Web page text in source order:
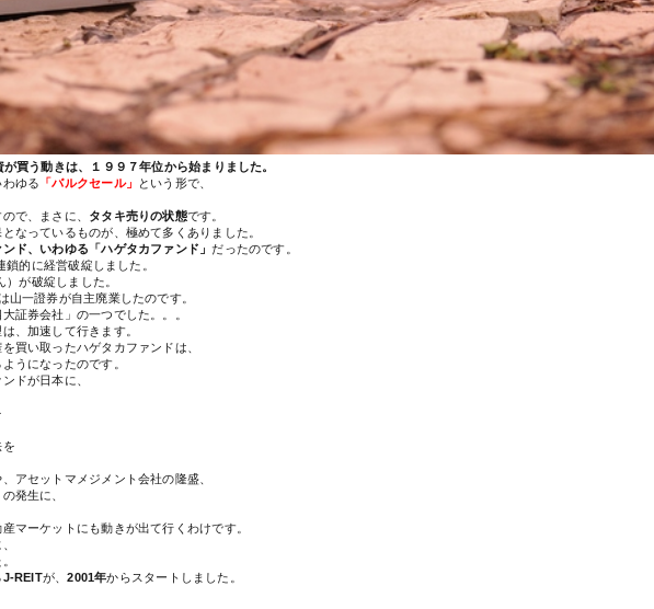
買う動きは、１９９７年位から始まりました。
ゆる 「バルクセール」
という形で、
で、まさに、 タタキ売りの状態です。
なっているものが、極めて多くありました。
ド、いわゆる「ハゲタカファンド」だったのです。
的に経営破綻しました。
が破綻しました。
山一證券が自主廃業したのです。
証券会社」の一つでした。。。
、加速して行きます。
買い取ったハゲタカファンドは、
うになったのです。
ドが日本に、
を
アセットマメジメント会社の隆盛、
の発生に、
マーケットにも動きが出て行くわけです。
J-REITが、2001年からスタートしました。